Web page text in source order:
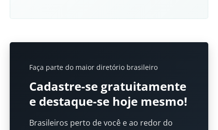
Faça parte do maior diretório brasileiro
Cadastre-se gratuitamente
e destaque-se hoje mesmo!
Brasileiros perto de você e ao redor do